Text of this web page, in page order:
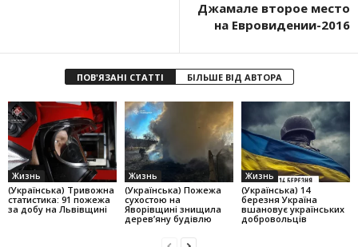
Джамале второе место
на Евровидении-2016
ПОВ'ЯЗАНІ СТАТТІ БІЛЬШЕ ВІД АВТОРА
Жизнь
(Українська) Тривожна
статистика: 91 пожежа
за добу на Львівщині
Жизнь
(Українська) Пожежа
сухостою на
Яворівщині знищила
дерев’яну будівлю
Жизнь
(Українська) 14
березня Україна
вшановує українських
добровольців